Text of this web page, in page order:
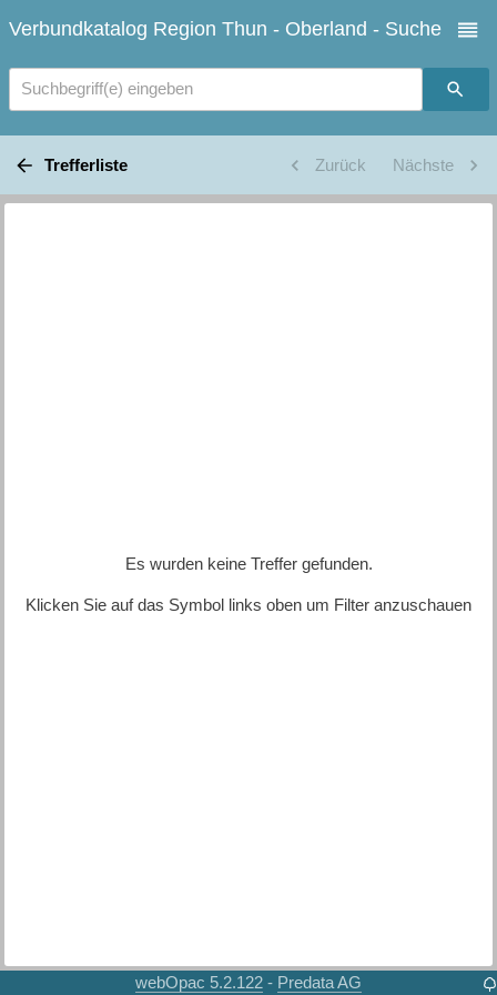
Verbundkatalog Region Thun - Oberland - Suche
Suchbegriff(e) eingeben
Trefferliste Zurück Nächste
Es wurden keine Treffer gefunden.
Klicken Sie auf das Symbol links oben um Filter anzuschauen
webOpac 5.2.122 - Predata AG